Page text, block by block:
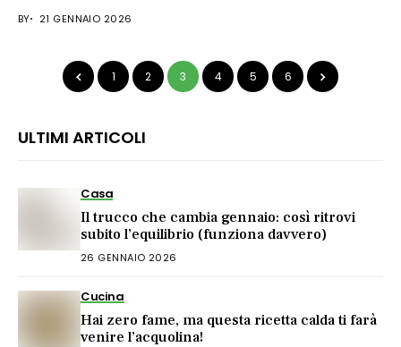
BY 21 GENNAIO 2026
1 2 3 4 5 6
ULTIMI ARTICOLI
Casa
Il trucco che cambia gennaio: così ritrovi
subito l’equilibrio (funziona davvero)
26 GENNAIO 2026
Cucina
Hai zero fame, ma questa ricetta calda ti farà
venire l’acquolina!